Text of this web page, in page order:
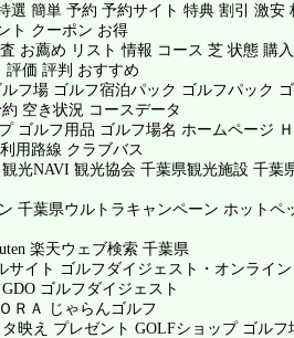
選 簡単 予約 予約サイト 特典 割引 激安
ト クーポン お得
お薦め リスト 情報 コース 芝 状態 購
評価 評判 おすすめ
フ場 ゴルフ宿泊パック ゴルフパック
空き状況 コースデータ
ゴルフ用品 ゴルフ場名 ホームページ
用路線 クラブバス
光NAVI 観光協会 千葉県観光施設 千葉
千葉県ウルトラキャンペーン ホットペ
楽天ウェブ検索 千葉県
サイト ゴルフダイジェスト・オンライ
ゴルフダイジェスト
ＲＡ
じゃらんゴルフ
映え プレゼント GOLFショップ ゴルフ